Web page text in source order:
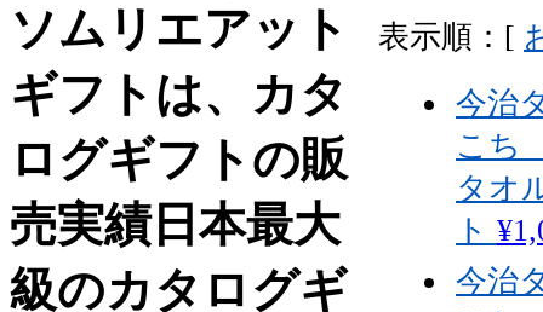
表示順：[
今治
こち
タオ
ト
今治
ソムリエアット
ギフトは、カタ
ログギフトの販
売実績日本最大
級のカタログギ